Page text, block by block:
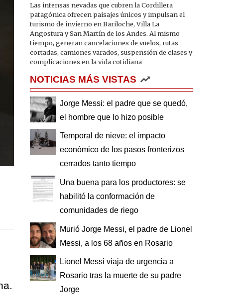
Las intensas nevadas que cubren la Cordillera
patagónica ofrecen paisajes únicos y impulsan el
turismo de invierno en Bariloche, Villa La
Angostura y San Martín de los Andes. Al mismo
tiempo, generan cancelaciones de vuelos, rutas
cortadas, camiones varados, suspensión de clases y
complicaciones en la vida cotidiana
NOTICIAS MÁS VISTAS
Jorge Messi: el padre que se quedó,
el hombre que lo hizo posible
Temporal de nieve: el impacto
económico de los pasos fronterizos
cerrados tanto tiempo
Una buena para los productores: se
habilitó la conformación de
comunidades de riego
Murió Jorge Messi, el padre de Lionel
Messi, a los 68 años en Rosario
Lionel Messi viaja de urgencia a
Rosario tras la muerte de su padre
Jorge